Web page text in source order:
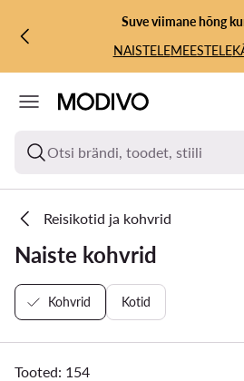
LIIGU PÕHISISU JUURDE
MINE OTSINGUSSESuve viimane hõng
NAISTELEMEESTELE
Otsi brändi, toodet, stiili
Reisikotid ja kohvrid
Naiste kohvrid
Kohvrid Kotid
Tooted: 154